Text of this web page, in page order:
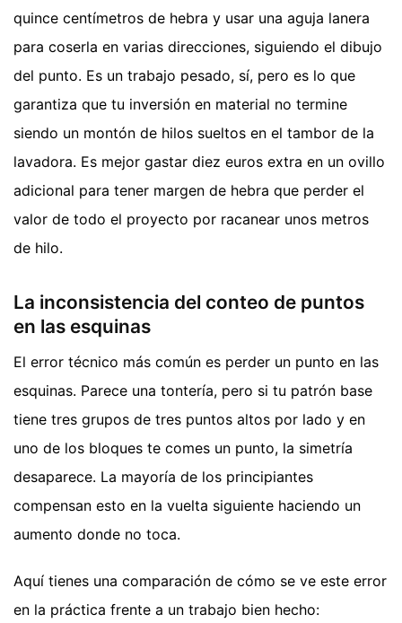
quince centímetros de hebra y usar una aguja lanera
para coserla en varias direcciones, siguiendo el dibujo
del punto. Es un trabajo pesado, sí, pero es lo que
garantiza que tu inversión en material no termine
siendo un montón de hilos sueltos en el tambor de la
lavadora. Es mejor gastar diez euros extra en un ovillo
adicional para tener margen de hebra que perder el
valor de todo el proyecto por racanear unos metros
de hilo.
La inconsistencia del conteo de puntos
en las esquinas
El error técnico más común es perder un punto en las
esquinas. Parece una tontería, pero si tu patrón base
tiene tres grupos de tres puntos altos por lado y en
uno de los bloques te comes un punto, la simetría
desaparece. La mayoría de los principiantes
compensan esto en la vuelta siguiente haciendo un
aumento donde no toca.
Aquí tienes una comparación de cómo se ve este error
en la práctica frente a un trabajo bien hecho: